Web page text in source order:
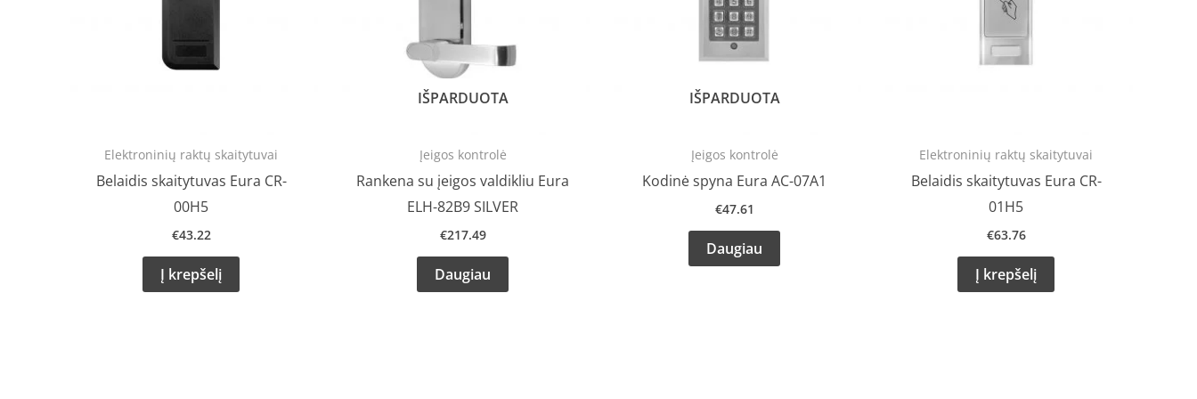
Elektroninių raktų skaitytuvai
Belaidis skaitytuvas Eura CR-
00H5
€43.22
Į krepšelį
IŠPARDUOTA
Įeigos kontrolė
Rankena su įeigos valdikliu Eura
ELH-82B9 SILVER
€217.49
Daugiau
IŠPARDUOTA
Įeigos kontrolė
Kodinė spyna Eura AC-07A1
€47.61
Daugiau
Elektroninių raktų skaitytuvai
Belaidis skaitytuvas Eura CR-
01H5
€63.76
Į krepšelį